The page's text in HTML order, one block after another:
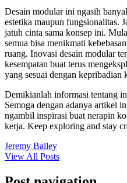
Desain modular ini ngasih
estetika maupun fungsionalitas.
jatuh cinta sama konsep ini.
semua bisa menikmati
ruang. Inovasi desain modular
kesempatan buat terus
yang sesuai dengan kepribadian
Demikianlah informasi tentang
Semoga dengan adanya artikel
ngambil inspirasi buat nerapin
kerja. Keep exploring and stay
Jeremy Bailey
View All Posts